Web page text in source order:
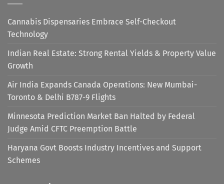
Cannabis Dispensaries Embrace Self-Checkout
Technology
Indian Real Estate: Strong Rental Yields & Property Value
Growth
Air India Expands Canada Operations: New Mumbai-
Toronto & Delhi B787-9 Flights
Minnesota Prediction Market Ban Halted by Federal
Judge Amid CFTC Preemption Battle
Haryana Govt Boosts Industry Incentives and Support
Schemes